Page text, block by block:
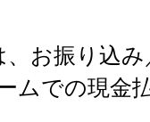
お振り込
ムでの現金